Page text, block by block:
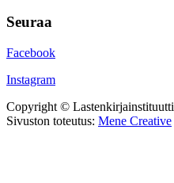
Seuraa
Facebook
Instagram
Copyright © Lastenkirjainstituutti
Sivuston toteutus: Mene Creative